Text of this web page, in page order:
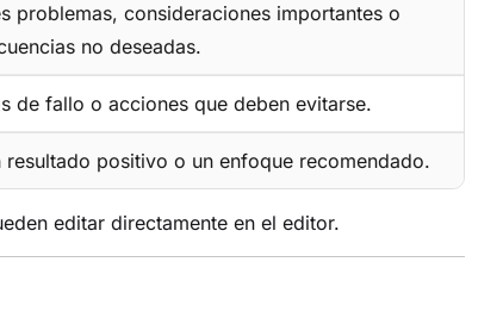
problemas, consideraciones importantes o
no deseadas.
de fallo o acciones que deben evitarse.
positivo o un enfoque recomendado.
editar directamente en el editor.